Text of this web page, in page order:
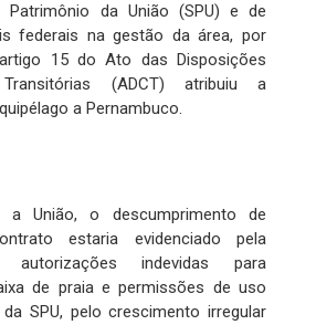
Patrimônio da União (SPU) e de
federais na gestão da área, por
15 do Ato das Disposições
Transitórias (ADCT) atribuiu a
a Pernambuco.
a União, o descumprimento de
estaria evidenciado pela
indevidas para
de praia e permissões de uso
SPU, pelo crescimento irregular